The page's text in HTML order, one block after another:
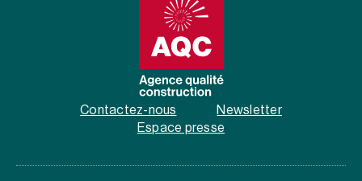
Contactez-nous
Newsletter
Espace presse